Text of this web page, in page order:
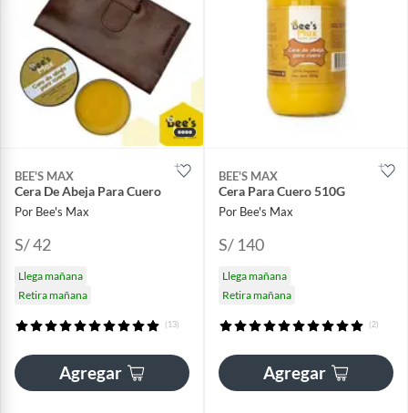
BEE'S MAX
Cera De Abeja Para Cuero
Por Bee's Max
S/ 42
Llega mañana
Retira mañana
(13)
Agregar
BEE'S MAX
Cera Para Cuero 510G
Por Bee's Max
S/ 140
Llega mañana
Retira mañana
(2)
Agregar